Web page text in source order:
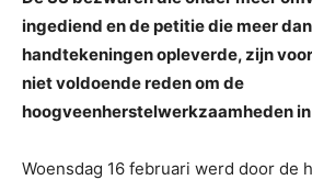
ingediend en de petitie die meer
handtekeningen opleverde, zijn
niet voldoende reden om de
hoogveenherstelwerkzaamheden in
Woensdag 16 februari werd door de